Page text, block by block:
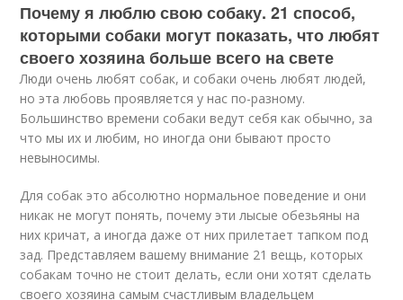
Почему я люблю свою собаку. 21 способ,
которыми собаки могут показать, что любят
своего хозяина больше всего на свете
Люди очень любят собак, и собаки очень любят людей,
но эта любовь проявляется у нас по-разному.
Большинство времени собаки ведут себя как обычно, за
что мы их и любим, но иногда они бывают просто
невыносимы.
Для собак это абсолютно нормальное поведение и они
никак не могут понять, почему эти лысые обезьяны на
них кричат, а иногда даже от них прилетает тапком под
зад. Представляем вашему внимание 21 вещь, которых
собакам точно не стоит делать, если они хотят сделать
своего хозяина самым счастливым владельцем